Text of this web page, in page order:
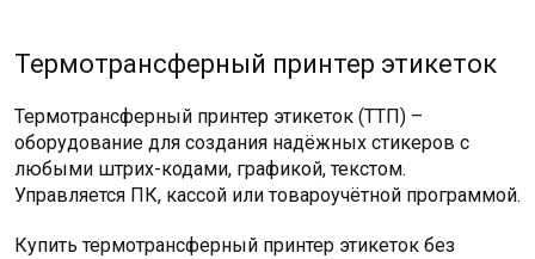
Термотрансферный принтер этикеток
Термотрансферный принтер этикеток (ТТП) –
оборудование для создания надёжных стикеров с
любыми штрих-кодами, графикой, текстом.
Управляется ПК, кассой или товароучётной программой.
Купить термотрансферный принтер этикеток без